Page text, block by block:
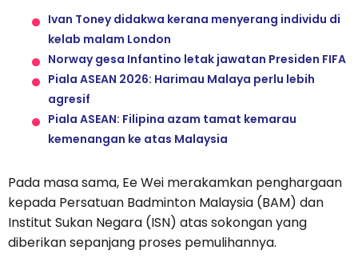
Ivan Toney didakwa kerana menyerang individu di
kelab malam London
Norway gesa Infantino letak jawatan Presiden FIFA
Piala ASEAN 2026: Harimau Malaya perlu lebih
agresif
Piala ASEAN: Filipina azam tamat kemarau
kemenangan ke atas Malaysia
Pada masa sama, Ee Wei merakamkan penghargaan
kepada Persatuan Badminton Malaysia (BAM) dan
Institut Sukan Negara (ISN) atas sokongan yang
diberikan sepanjang proses pemulihannya.